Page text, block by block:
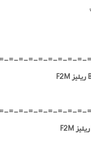
=-=-=-=-=-=-=-=-
=-=-=-=-=-=-=-=-